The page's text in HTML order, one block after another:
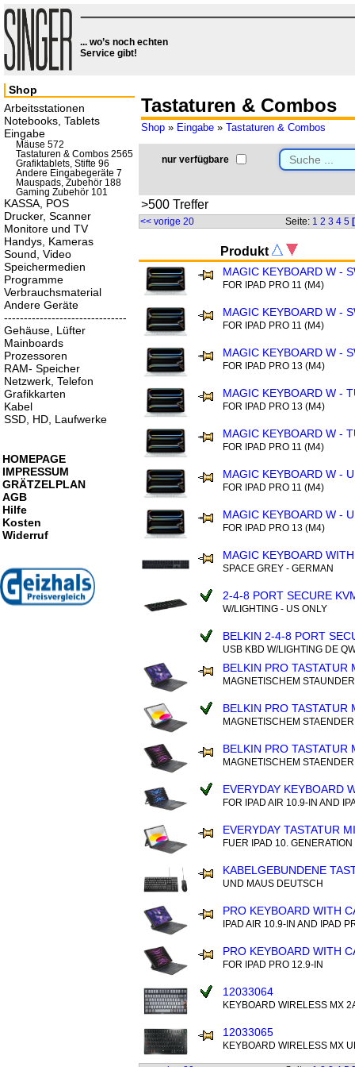
... wo’s noch echten
Service gibt!
Tastaturen & Combos
Shop » Eingabe » Tastaturen & Combos
nur verfügbare
>500 Treffer
<< vorige 20 Seite: 1 2 3 4 5
Produkt
MAGIC KEYBOARD W -
FOR IPAD PRO 11 (M4)
MAGIC KEYBOARD W -
FOR IPAD PRO 11 (M4)
MAGIC KEYBOARD W -
FOR IPAD PRO 13 (M4)
MAGIC KEYBOARD W -
FOR IPAD PRO 13 (M4)
MAGIC KEYBOARD W -
FOR IPAD PRO 11 (M4)
MAGIC KEYBOARD W -
FOR IPAD PRO 11 (M4)
MAGIC KEYBOARD W -
FOR IPAD PRO 13 (M4)
MAGIC KEYBOARD
SPACE GREY - GERMAN
2-4-8 PORT SECURE
W/LIGHTING - US ONLY
BELKIN 2-4-8 PORT
USB KBD W/LIGHTING DE
BELKIN PRO TASTATUR
MAGNETISCHEM
BELKIN PRO TASTATUR
MAGNETISCHEM
BELKIN PRO TASTATUR
MAGNETISCHEM
EVERYDAY KEYBOARD
FOR IPAD AIR 10.9-IN AND
EVERYDAY TASTATUR
FUER IPAD 10. GENERATION
KABELGEBUNDENE
UND MAUS DEUTSCH
PRO KEYBOARD WITH
IPAD AIR 10.9-IN AND IPAD
PRO KEYBOARD WITH
FOR IPAD PRO 12.9-IN
12033064
KEYBOARD WIRELESS MX
12033065
KEYBOARD WIRELESS MX
Shop
Arbeitsstationen
Notebooks, Tablets
Eingabe
Mäuse 572
Tastaturen & Combos 2565
Grafiktablets, Stifte 96
Andere Eingabegeräte 7
Mauspads, Zubehör 188
Gaming Zubehör 101
KASSA, POS
Drucker, Scanner
Monitore und TV
Handys, Kameras
Sound, Video
Speichermedien
Programme
Verbrauchsmaterial
Andere Geräte
-------------------------------
Gehäuse, Lüfter
Mainboards
Prozessoren
RAM- Speicher
Netzwerk, Telefon
Grafikkarten
Kabel
SSD, HD, Laufwerke
HOMEPAGE
IMPRESSUM
GRÄTZELPLAN
AGB
Hilfe
Kosten
Widerruf